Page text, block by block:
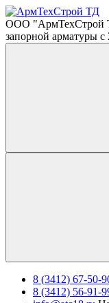
ООО "АрмТехСтрой
запорной арматуры с
8 (3412) 67-50-
8 (3412) 56-91-